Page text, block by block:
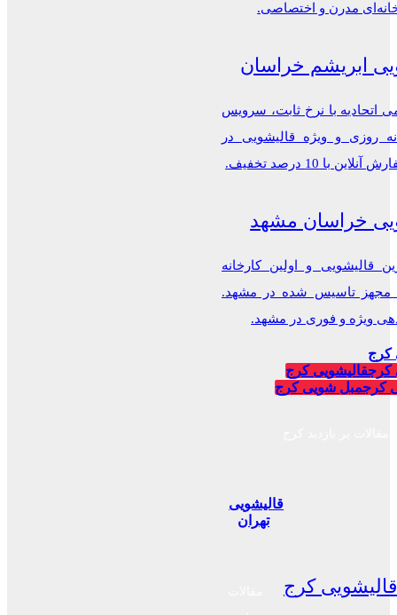
مدرن و اختصاصی.
ابریشم خراسان
اتحادیه با نرخ ثابت، سرویس
روزی و ویژه قالیشویی در
با 10 درصد تخفیف.
خراسان مشهد
قالیشویی و اولین کارخانه
مجهز تاسیس شده در مشهد.
ویژه و فوری در مشهد.
کرج
کرجقالیشویی کرج
کرجمبل شویی کرج
کرج
قالیشویی
تهران